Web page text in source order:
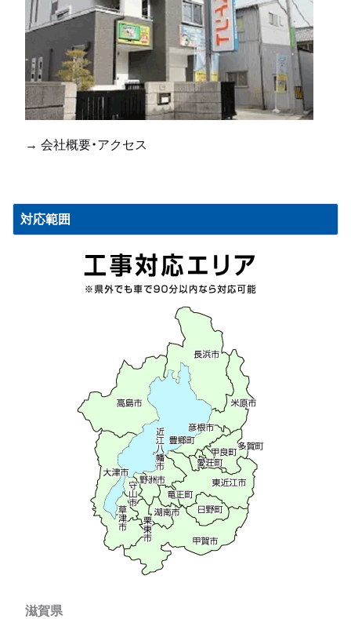
→ 会社概要・アクセス
対応範囲
滋賀県